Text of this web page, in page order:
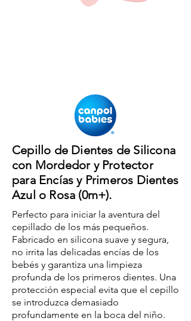
Cepillo de Dientes de Silicona
con Mordedor y Protector
para Encías y Primeros Dientes
Azul o Rosa (0m+).
Perfecto para iniciar la aventura del
cepillado de los más pequeños.
Fabricado en silicona suave y segura,
no irrita las delicadas encías de los
bebés y garantiza una limpieza
profunda de los primeros dientes. Una
protección especial evita que el cepillo
se introduzca demasiado
profundamente en la boca del niño.